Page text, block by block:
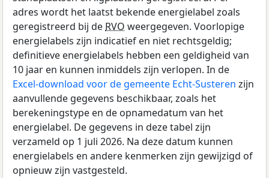
adres wordt het laatst bekende energielabel zoals
geregistreerd bij de RVO weergegeven. Voorlopige
energielabels zijn indicatief en niet rechtsgeldig;
definitieve energielabels hebben een geldigheid van
10 jaar en kunnen inmiddels zijn verlopen. In de
Excel-download voor de gemeente Echt-Susteren zijn
aanvullende gegevens beschikbaar, zoals het
berekeningstype en de opnamedatum van het
energielabel. De gegevens in deze tabel zijn
verzameld op 1 juli 2026. Na deze datum kunnen
energielabels en andere kenmerken zijn gewijzigd of
opnieuw zijn vastgesteld.